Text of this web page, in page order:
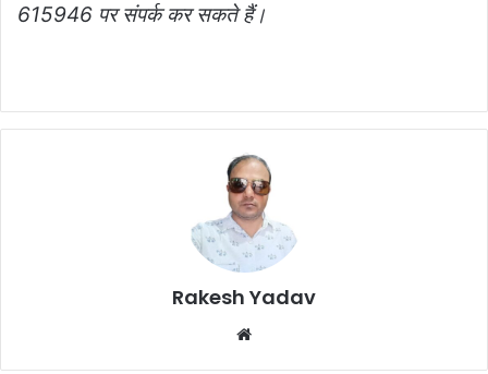
615946 पर संपर्क कर सकते हैं।
Rakesh Yadav